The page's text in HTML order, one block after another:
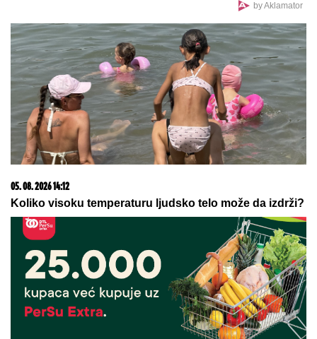
by Aklamator
05. 08. 2026 14:12
Koliko visoku temperaturu ljudsko telo može da izdrži?